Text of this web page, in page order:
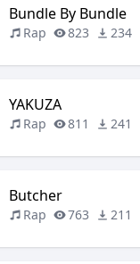
Bundle By Bundle
Rap 823 234
YAKUZA
Rap 811 241
Butcher
Rap 763 211